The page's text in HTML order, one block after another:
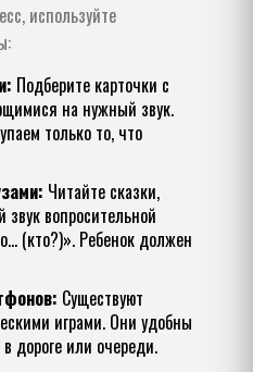
используйте
Подберите карточки с
на нужный звук.
только то, что
Читайте сказки,
вопросительной
(кто?)». Ребенок должен
Существуют
играми. Они удобны
дороге или очереди.